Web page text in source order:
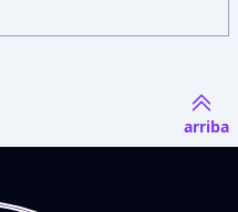
arriba